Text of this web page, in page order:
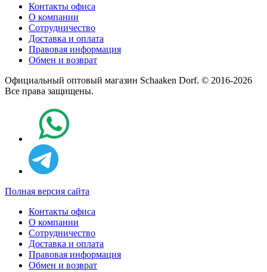
Контакты офиса
О компании
Сотрудничество
Доставка и оплата
Правовая информация
Обмен и возврат
Официальный оптовый магазин Schaaken Dorf. © 2016-2026
Все права защищены.
Полная версия сайта
Контакты офиса
О компании
Сотрудничество
Доставка и оплата
Правовая информация
Обмен и возврат